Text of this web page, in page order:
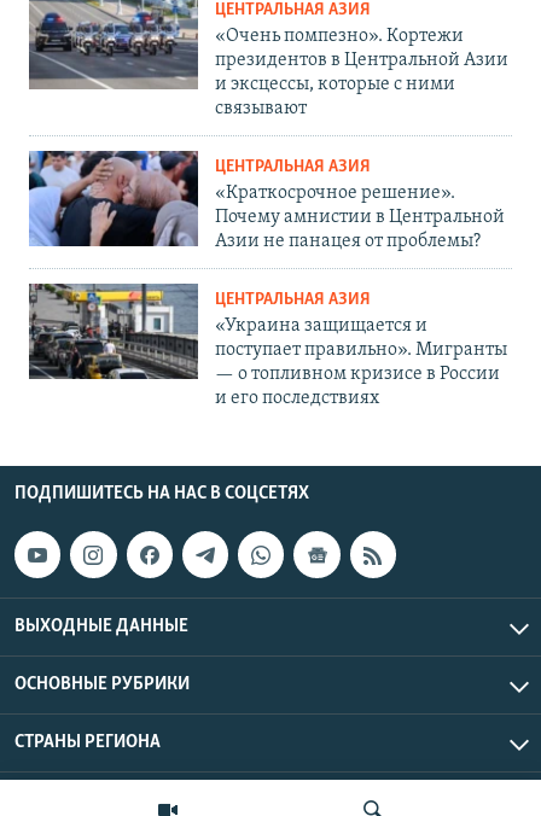
ЦЕНТРАЛЬНАЯ АЗИЯ
«Очень помпезно». Кортежи
президентов в Центральной Азии
и эксцессы, которые с ними
связывают
ЦЕНТРАЛЬНАЯ АЗИЯ
«Краткосрочное решение».
Почему амнистии в Центральной
Азии не панацея от проблемы?
ЦЕНТРАЛЬНАЯ АЗИЯ
«Украина защищается и
поступает правильно». Мигранты
— о топливном кризисе в России
и его последствиях
ПОДПИШИТЕСЬ НА НАС В СОЦСЕТЯХ
ВЫХОДНЫЕ ДАННЫЕ
ОСНОВНЫЕ РУБРИКИ
СТРАНЫ РЕГИОНА
Азаттык Азия © 2026 RFE/RL, Inc. | Все права защищены.